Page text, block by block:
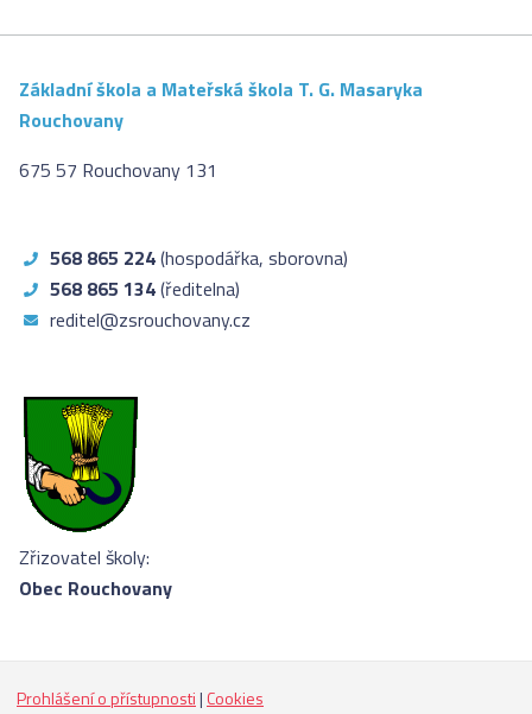
Základní škola a Mateřská škola T. G. Masaryka
Rouchovany
675 57 Rouchovany 131
568 865 224(hospodářka, sborovna)
568 865 134(ředitelna)
reditel@zsrouchovany.cz
Zřizovatel školy:
Obec Rouchovany
Prohlášení o přístupnosti| Cookies